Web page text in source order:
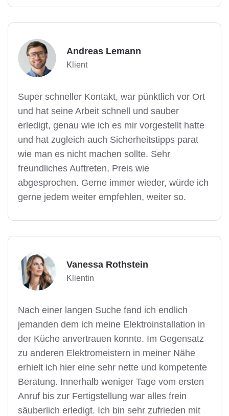
Andreas Lemann
Klient
Super schneller Kontakt, war pünktlich vor Ort
und hat seine Arbeit schnell und sauber
erledigt, genau wie ich es mir vorgestellt hatte
und hat zugleich auch Sicherheitstipps parat
wie man es nicht machen sollte. Sehr
freundliches Auftreten, Preis wie
abgesprochen. Gerne immer wieder, würde ich
gerne jedem weiter empfehlen, weiter so.
Vanessa Rothstein
Klientin
Nach einer langen Suche fand ich endlich
jemanden dem ich meine Elektroinstallation in
der Küche anvertrauen konnte. Im Gegensatz
zu anderen Elektromeistern in meiner Nähe
erhielt ich hier eine sehr nette und kompetente
Beratung. Innerhalb weniger Tage vom ersten
Anruf bis zur Fertigstellung war alles frein
säuberlich erledigt. Ich bin sehr zufrieden mit